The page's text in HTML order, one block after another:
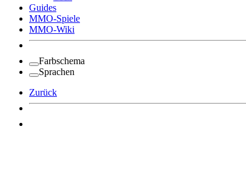
Guides
MMO-Spiele
MMO-Wiki
Farbschema
Sprachen
Zurück